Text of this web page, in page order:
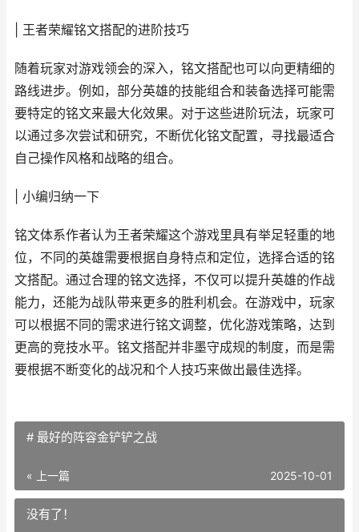
| 王者荣耀铭文搭配的进阶技巧
随着玩家对游戏领会的深入，铭文搭配也可以向更精细的
路线进步。例如，部分英雄的技能组合和装备选择可能需
要特定的铭文来最大化效果。对于这些进阶玩法，玩家可
以通过多次尝试和研究，不断优化铭文配置，寻找最适合
自己操作风格和战略的组合。
| 小编归纳一下
铭文体系作者认为王者荣耀这个游戏里具有举足轻重的地
位，不同的英雄需要根据自身特点和定位，选择合适的铭
文搭配。通过合理的铭文选择，不仅可以提升英雄的作战
能力，还能为战队带来更多的胜利机会。在游戏中，玩家
可以根据不同的需求进行铭文调整，优化游戏策略，达到
更高的竞技水平。铭文搭配并非墨守成规的制度，而是需
要根据不断变化的战况和个人技巧来做出最佳选择。
# 最好的阵容金铲铲之战
« 上一篇 2025-10-01
没有了！